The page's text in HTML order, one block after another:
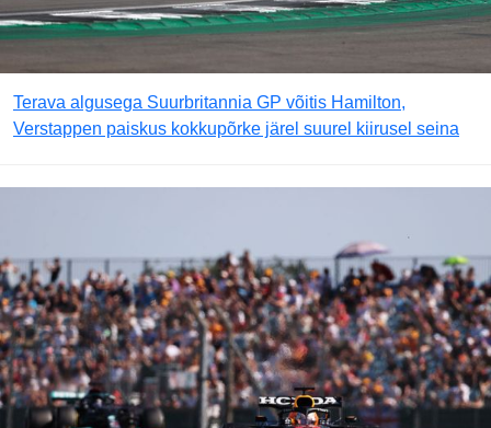
Terava algusega Suurbritannia GP võitis Hamilton,
Verstappen paiskus kokkupõrke järel suurel kiirusel seina